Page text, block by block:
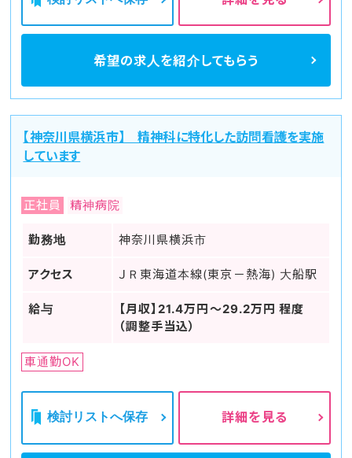
希望の求人を紹介してもらう
【神奈川県横浜市】 精神科に特化した訪問看護を実施
しています
正社員 精神病院
勤務地 神奈川県横浜市
アクセス ＪＲ東海道本線(東京－熱海) 大船駅
給与
【月収】21.4万円～29.2万円 程度
（調整手当込）
車通勤OK
検討リストへ保存 詳細を見る